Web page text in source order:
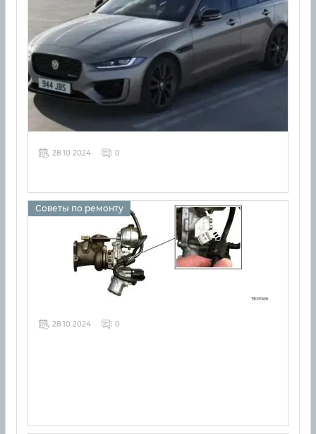
28 10 2024 0
Советы по ремонту
28 10 2024 0